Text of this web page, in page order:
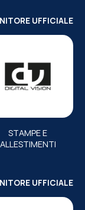
UFFICIALE
STAMPE E
ALLESTIMENTI
UFFICIALE